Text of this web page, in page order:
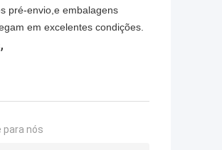
pré-envio,e embalagens
em excelentes condições.
,
para nós